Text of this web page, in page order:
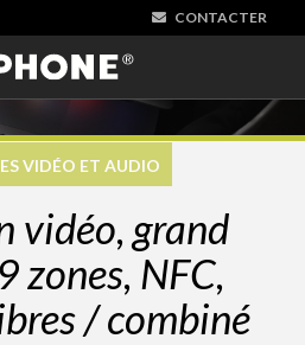
CONTACTER
VIDÉO ET AUDIO
vidéo, grand
zones, NFC,
/ combiné